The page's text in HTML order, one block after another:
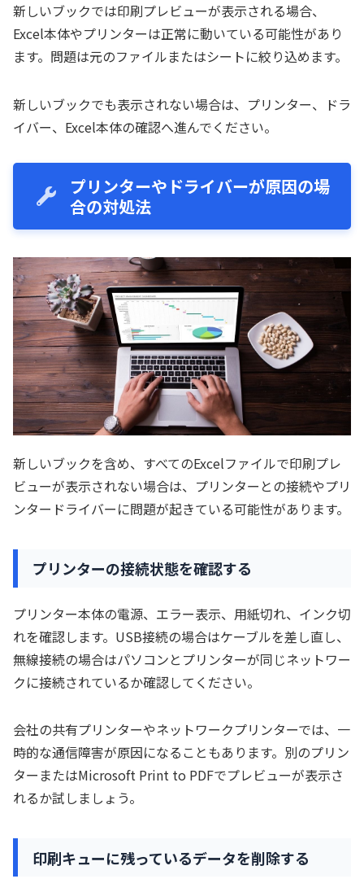
新しいブックでは印刷プレビューが表示される場合、
Excel本体やプリンターは正常に動いている可能性があり
ます。問題は元のファイルまたはシートに絞り込めます。
新しいブックでも表示されない場合は、プリンター、ドラ
イバー、Excel本体の確認へ進んでください。
プリンターやドライバーが原因の場
合の対処法
新しいブックを含め、すべてのExcelファイルで印刷プレ
ビューが表示されない場合は、プリンターとの接続やプリ
ンタードライバーに問題が起きている可能性があります。
プリンターの接続状態を確認する
プリンター本体の電源、エラー表示、用紙切れ、インク切
れを確認します。USB接続の場合はケーブルを差し直し、
無線接続の場合はパソコンとプリンターが同じネットワー
クに接続されているか確認してください。
会社の共有プリンターやネットワークプリンターでは、一
時的な通信障害が原因になることもあります。別のプリン
ターまたはMicrosoft Print to PDFでプレビューが表示さ
れるか試しましょう。
印刷キューに残っているデータを削除する